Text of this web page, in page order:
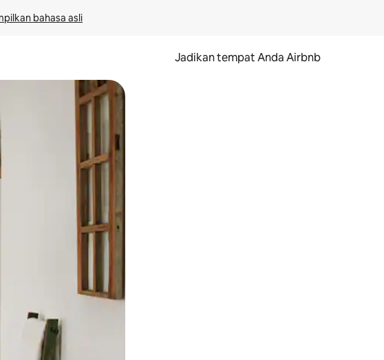
bahasa asli
Jadikan tempat Anda Airbnb
sentuhan atau gerakan menggeser.